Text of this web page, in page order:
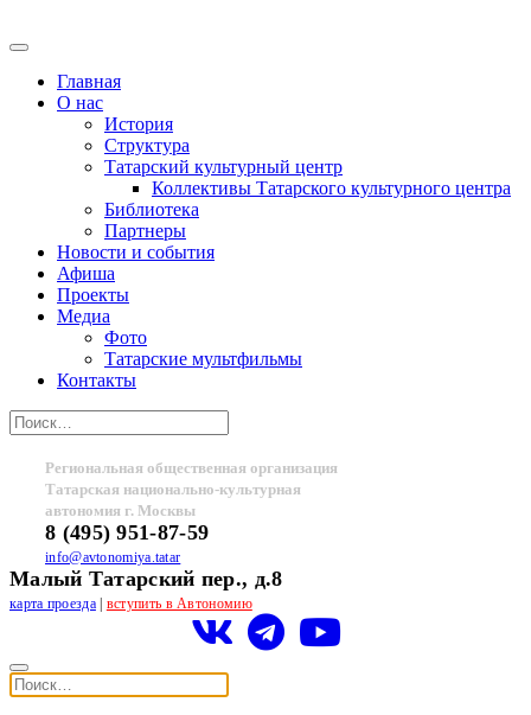
Главная
О нас
История
Структура
Татарский культурный центр
Коллективы Татарского культурного центра
Библиотека
Партнеры
Новости и события
Афиша
Проекты
Медиа
Фото
Татарские мультфильмы
Контакты
Региональная общественная организация
Татарская национально-культурная
автономия г. Москвы
8 (495) 951-87-59
info@avtonomiya.tatar
Малый Татарский пер., д.8
карта проезда| вступить в Автономию